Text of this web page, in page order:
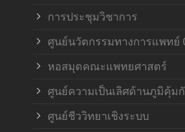
การประชุมวิชาการ
ศูนย์นวัตกรรมทางการแพทย์
หอสมุดคณะแพทยศาสตร์
ศูนย์ความเป็นเลิศด้านภูมิคุ้ม
ศูนย์ชีววิทยาเชิงระบบ